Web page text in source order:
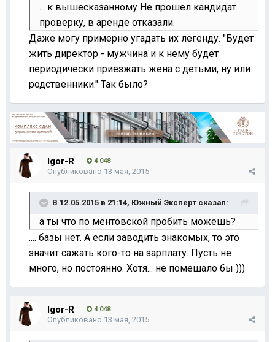
... к вышесказанному Не прошел кандидат
проверку, в аренде отказали.
Даже могу примерно угадать их легенду. "Будет
жить директор - мужчина и к нему будет
периодически приезжать жена с детьми, ну или
родственники." Так было?
Igor-R 4 048
Опубликовано 13 мая, 2015
В 12.05.2015 в 21:14, Южный Эксперт сказал:
а ты что по ментовской пробить можешь?
.... базы нет. А если заводить знакомых, то это
значит сажать кого-то на зарплату. Пусть не
много, но постоянно. Хотя... не помешало бы )))
Igor-R 4 048
Опубликовано 13 мая, 2015